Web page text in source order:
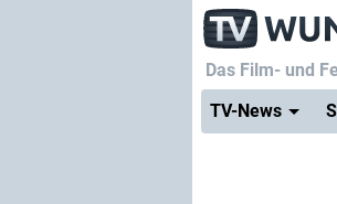
Das Film- und
TV-News